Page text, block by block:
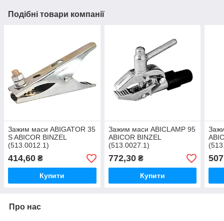
Подібні товари компанії
Зажим маси ABIGATOR 35
S ABICOR BINZEL
(513.0012.1)
414,60 ₴
Купити
Зажим маси ABICLAMP 95
ABICOR BINZEL
(513.0027.1)
772,30₴
Купити
Про нас